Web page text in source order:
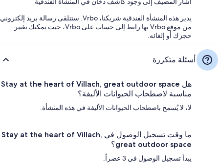
يدير هذه المنشأة الفندقية شريكنا، Vrbo. ستتلقى رسالة بريد إلكتروني
من موقع Vrbo بها رابط إلى حساب على Vrbo، حيث يمكنك تغيير
حجزك أو إلغائه.
أسئلة متكررة
هل Stay at the heart of Villach, great outdoor space
مناسبة لاصطحاب الحيوانات الأليفة؟
لا، لا يُسمح باصطحاب الحيوانات الأليفة في هذه المنشأة.
ما وقت تسجيل الوصول في Stay at the heart of Villach,
great outdoor space؟
يبدأ تسجيل الوصول في 3 عصراً.